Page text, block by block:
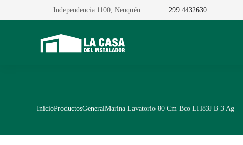
Independencia 1100, Neuquén 299 4432630
InicioProductosGeneralMarina Lavatorio 80 Cm Bco LH83J B 3 Ag